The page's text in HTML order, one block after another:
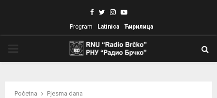
Facebook
TwitterInstagram
Youtube
Program Latinica Ћирилица
Početna Pjesma dana